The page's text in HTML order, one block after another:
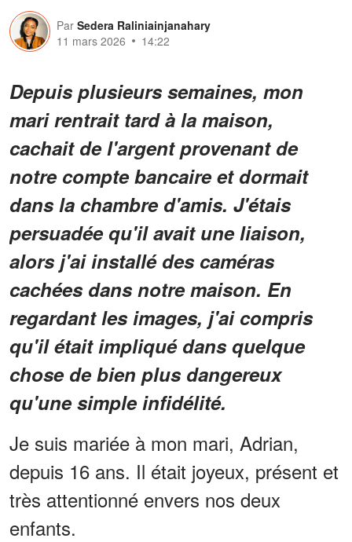
Par Sedera Raliniainjanahary
11 mars 2026
14:22
Depuis plusieurs semaines, mon
mari rentrait tard à la maison,
cachait de l'argent provenant de
notre compte bancaire et dormait
dans la chambre d'amis. J'étais
persuadée qu'il avait une liaison,
alors j'ai installé des caméras
cachées dans notre maison. En
regardant les images, j'ai compris
qu'il était impliqué dans quelque
chose de bien plus dangereux
qu'une simple infidélité.
Je suis mariée à mon mari, Adrian,
depuis 16 ans. Il était joyeux, présent et
très attentionné envers nos deux
enfants.